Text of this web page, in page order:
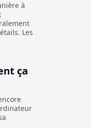
à
Les
ça